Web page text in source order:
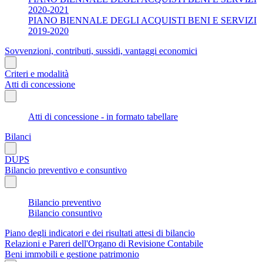
2020-2021
PIANO BIENNALE DEGLI ACQUISTI BENI E SERVIZI
2019-2020
Sovvenzioni, contributi, sussidi, vantaggi economici
Criteri e modalità
Atti di concessione
Atti di concessione - in formato tabellare
Bilanci
DUPS
Bilancio preventivo e consuntivo
Bilancio preventivo
Bilancio consuntivo
Piano degli indicatori e dei risultati attesi di bilancio
Relazioni e Pareri dell'Organo di Revisione Contabile
Beni immobili e gestione patrimonio